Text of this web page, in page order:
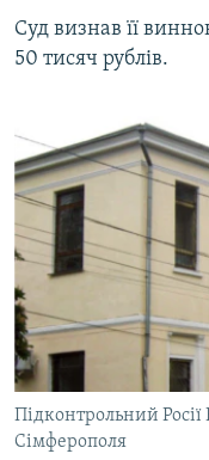
Суд визнав її
50 тисяч рублів.
Підконтрольний
Сімферополя